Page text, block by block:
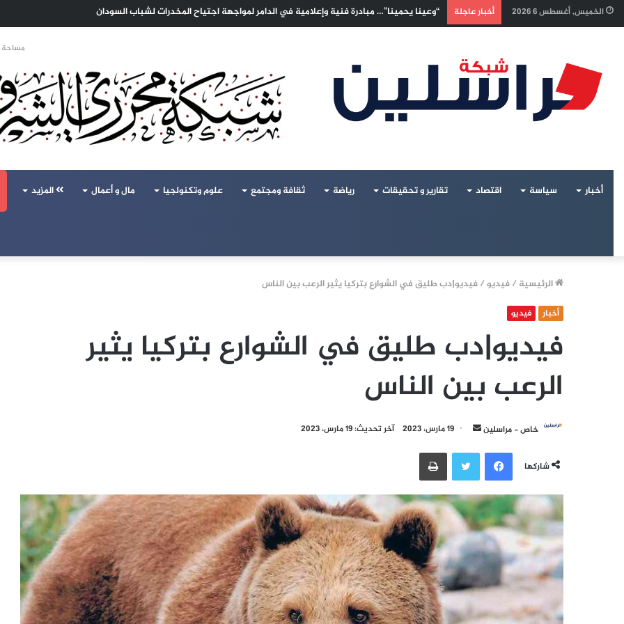
الخميس, أغسطس 6 2026 أخبار عاجلة إسرائيليون غادروا بلا رجعة: اخترنا الهجرة لنعيش بلا خوف
مساحة
أخبار سياسة اقتصاد تقارير و تحقيقات رياضة ثقافة ومجتمع علوم وتكنولجيا مال و أعمال المزيد
الرئيسية /فيديو/فيديو|دب طليق في الشوارع بتركيا يثير الرعب بين الناس
أخبار فيديو
فيديو|دب طليق في الشوارع بتركيا يثير
الرعب بين الناس
خاص - مراسلين
أرسل
إلكترونيا
19 مارس، 2023 آخر تحديث: 19 مارس، 2023
شاركها
فيسبوكتويتر طباعة